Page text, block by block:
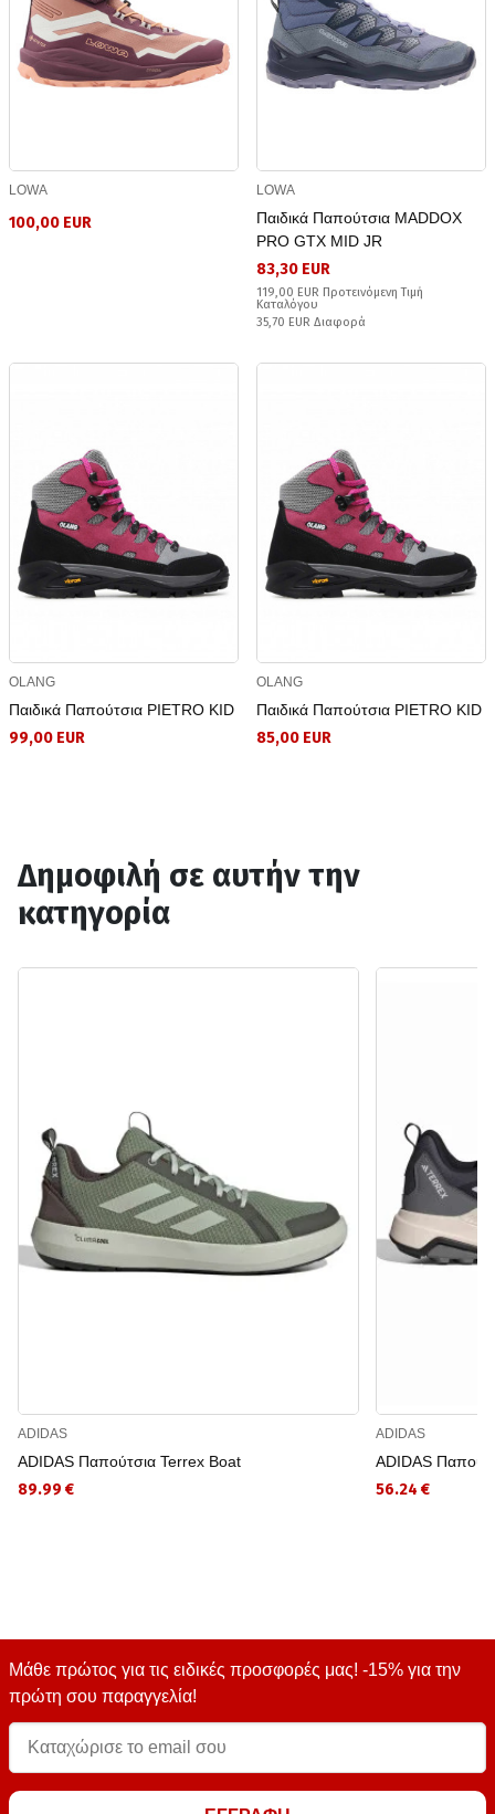
LOWA
100,00 EUR
LOWA
Παιδικά Παπούτσια MADDOX
PRO GTX MID JR
83,30 EUR
119,00 EUR Προτεινόμενη Τιμή
Καταλόγου
35,70 EUR Διαφορά
OLANG
Παιδικά Παπούτσια PIETRO KID
99,00 EUR
OLANG
Παιδικά Παπούτσια PIETRO KID
85,00 EUR
Δημοφιλή σε αυτήν την
κατηγορία
ADIDAS
ADIDAS Παπούτσια Terrex Boat
89.99 €
ADIDAS
ADIDAS
56.24 €
Μάθε πρώτος για τις ειδικές προσφορές μας! -15% για την
πρώτη σου παραγγελία!